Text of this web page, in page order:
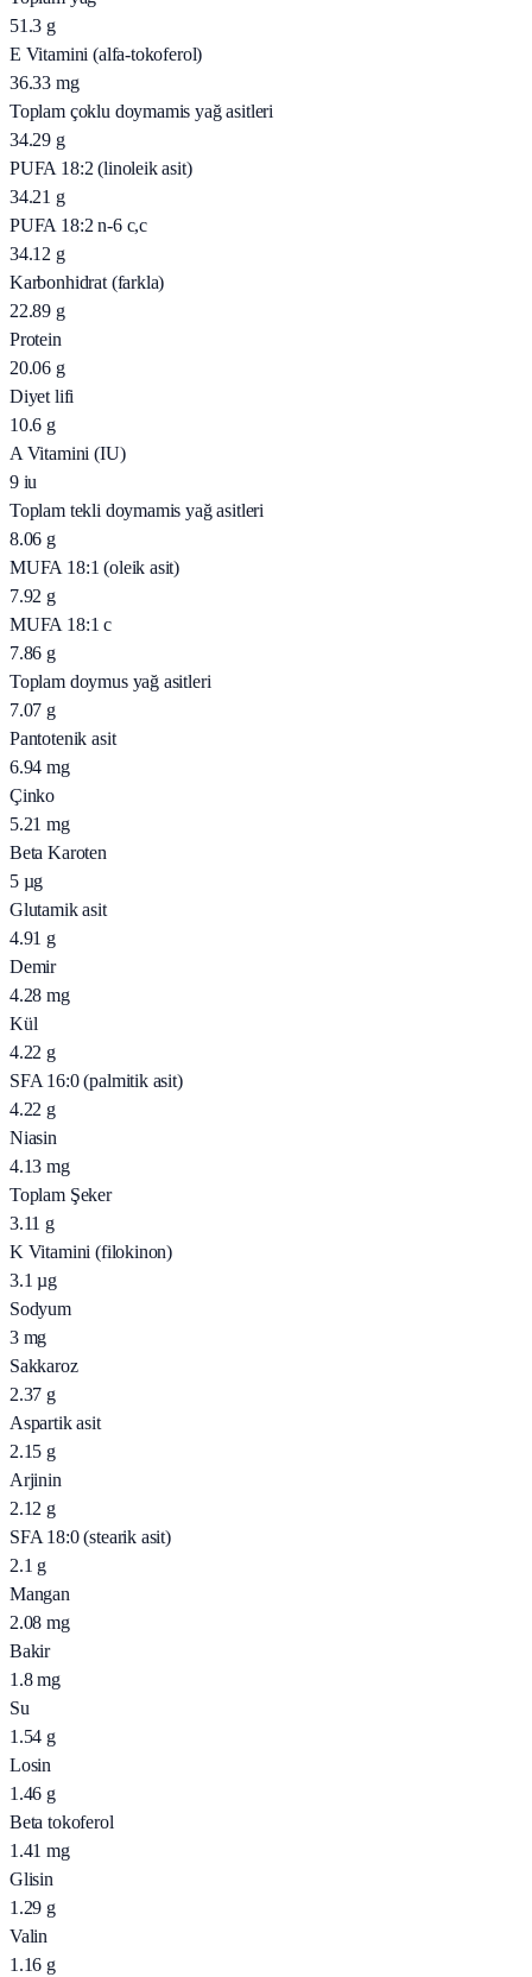
51.3 g
E Vitamini (alfa-tokoferol)
36.33 mg
Toplam çoklu doymamis yağ asitleri
34.29 g
PUFA 18:2 (linoleik asit)
34.21 g
PUFA 18:2 n-6 c,c
34.12 g
Karbonhidrat (farkla)
22.89 g
Protein
20.06 g
Diyet lifi
10.6 g
A Vitamini (IU)
9 iu
Toplam tekli doymamis yağ asitleri
8.06 g
MUFA 18:1 (oleik asit)
7.92 g
MUFA 18:1 c
7.86 g
Toplam doymus yağ asitleri
7.07 g
Pantotenik asit
6.94 mg
Çinko
5.21 mg
Beta Karoten
5 µg
Glutamik asit
4.91 g
Demir
4.28 mg
Kül
4.22 g
SFA 16:0 (palmitik asit)
4.22 g
Niasin
4.13 mg
Toplam Şeker
3.11 g
K Vitamini (filokinon)
3.1 µg
Sodyum
3 mg
Sakkaroz
2.37 g
Aspartik asit
2.15 g
Arjinin
2.12 g
SFA 18:0 (stearik asit)
2.1 g
Mangan
2.08 mg
Bakir
1.8 mg
Su
1.54 g
Losin
1.46 g
Beta tokoferol
1.41 mg
Glisin
1.29 g
Valin
1.16 g